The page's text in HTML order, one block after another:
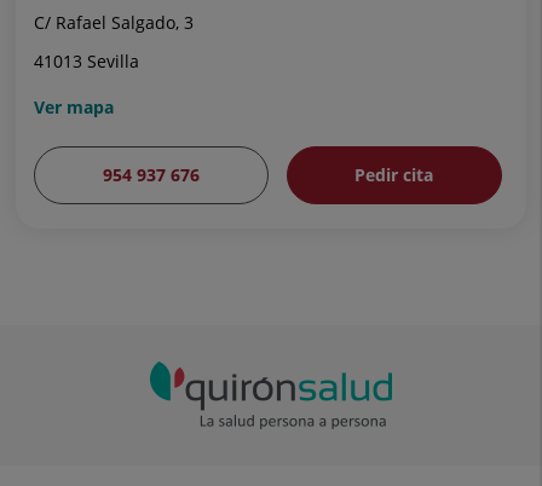
C/ Rafael Salgado, 3
41013 Sevilla
Ver mapa
954 937 676 Pedir cita